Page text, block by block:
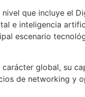
que incluye el
e inteligencia
escenario
global, su
de networking y